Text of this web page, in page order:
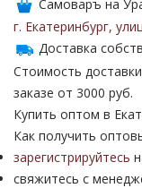
Самоваръ на
г. Екатеринбург,
Доставка
Стоимость
заказе от 3000 руб.
Купить оптом в
Как получить
зарегистрируйтесь
свяжитесь с